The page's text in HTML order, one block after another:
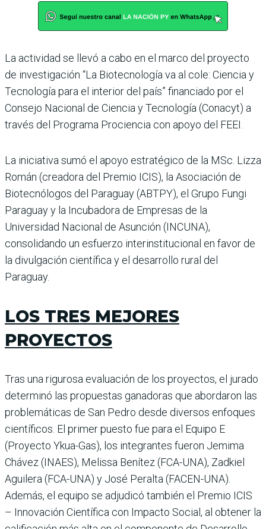
La actividad se llevó a cabo en el marco del proyecto
de investigación “La Biotecnología va al cole: Ciencia y
Tecnología para el interior del país” financiado por el
Consejo Nacional de Ciencia y Tecnología (Conacyt) a
través del Programa Prociencia con apoyo del FEEI.
La iniciativa sumó el apoyo estratégico de la MSc. Lizza
Román (creadora del Premio ICIS), la Asociación de
Biotecnólogos del Paraguay (ABTPY), el Grupo Fungi
Paraguay y la Incubadora de Empresas de la
Universidad Nacional de Asunción (INCUNA),
consolidando un esfuerzo interinstitucional en favor de
la divulgación científica y el desarrollo rural del
Paraguay.
LOS TRES MEJORES
PROYECTOS
Tras una rigurosa evaluación de los proyectos, el jurado
determinó las propuestas ganadoras que abordaron las
problemáticas de San Pedro desde diversos enfoques
científicos. El primer puesto fue para el Equipo E
(Proyecto Ykua-Gas), los integrantes fueron Jemima
Chávez (INAES), Melissa Benítez (FCA-UNA), Zadkiel
Aguilera (FCA-UNA) y José Peralta (FACEN-UNA).
Además, el equipo se adjudicó también el Premio ICIS
– Innovación Científica con Impacto Social, al obtener la